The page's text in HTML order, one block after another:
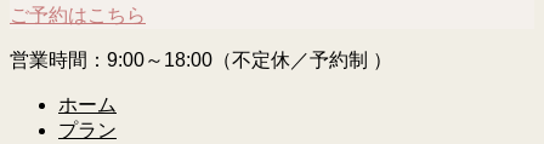
ご予約はこちら
営業時間：9:00～18:00（不定休／予約制 ）
ホーム
プラン